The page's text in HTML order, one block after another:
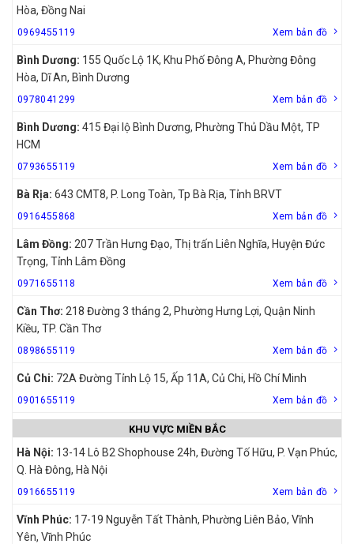
Hòa, Đồng Nai
0969455119 Xem bản đồ
Bình Dương: 155 Quốc Lộ 1K, Khu Phố Đông A, Phường Đông
Hòa, Dĩ An, Bình Dương
0978041299 Xem bản đồ
Bình Dương: 415 Đại lộ Bình Dương, Phường Thủ Dầu Một, TP
HCM
0793655119 Xem bản đồ
Bà Rịa: 643 CMT8, P. Long Toàn, Tp Bà Rịa, Tỉnh BRVT
0916455868 Xem bản đồ
Lâm Đồng: 207 Trần Hưng Đạo, Thị trấn Liên Nghĩa, Huyện Đức
Trọng, Tỉnh Lâm Đồng
0971655118 Xem bản đồ
Cần Thơ: 218 Đường 3 tháng 2, Phường Hưng Lợi, Quận Ninh
Kiều, TP. Cần Thơ
0898655119 Xem bản đồ
Củ Chi: 72A Đường Tỉnh Lộ 15, Ấp 11A, Củ Chi, Hồ Chí Minh
0901655119 Xem bản đồ
KHU VỰC MIỀN BẮC
Hà Nội: 13-14 Lô B2 Shophouse 24h, Đường Tố Hữu, P. Vạn Phúc,
Q. Hà Đông, Hà Nội
0916655119 Xem bản đồ
Vĩnh Phúc: 17-19 Nguyễn Tất Thành, Phường Liên Bảo, Vĩnh
Yên, Vĩnh Phúc